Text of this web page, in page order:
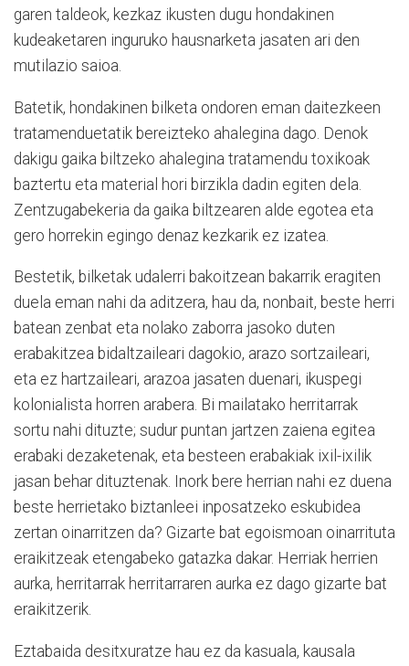
garen taldeok, kezkaz ikusten dugu hondakinen
kudeaketaren inguruko hausnarketa jasaten ari den
mutilazio saioa.
Batetik, hondakinen bilketa ondoren eman daitezkeen
tratamenduetatik bereizteko ahalegina dago. Denok
dakigu gaika biltzeko ahalegina tratamendu toxikoak
baztertu eta material hori birzikla dadin egiten dela.
Zentzugabekeria da gaika biltzearen alde egotea eta
gero horrekin egingo denaz kezkarik ez izatea.
Bestetik, bilketak udalerri bakoitzean bakarrik eragiten
duela eman nahi da aditzera, hau da, nonbait, beste herri
batean zenbat eta nolako zaborra jasoko duten
erabakitzea bidaltzaileari dagokio, arazo sortzaileari,
eta ez hartzaileari, arazoa jasaten duenari, ikuspegi
kolonialista horren arabera. Bi mailatako herritarrak
sortu nahi dituzte; sudur puntan jartzen zaiena egitea
erabaki dezaketenak, eta besteen erabakiak ixil-ixilik
jasan behar dituztenak. Inork bere herrian nahi ez duena
beste herrietako biztanleei inposatzeko eskubidea
zertan oinarritzen da? Gizarte bat egoismoan oinarrituta
eraikitzeak etengabeko gatazka dakar. Herriak herrien
aurka, herritarrak herritarraren aurka ez dago gizarte bat
eraikitzerik.
Eztabaida desitxuratze hau ez da kasuala, kausala